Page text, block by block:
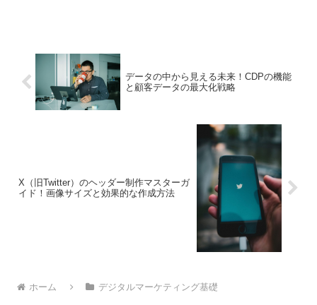
データの中から見える未来！CDPの機能
と顧客データの最大化戦略
X（旧Twitter）のヘッダー制作マスターガ
イド！画像サイズと効果的な作成方法
ホーム デジタルマーケティング基礎